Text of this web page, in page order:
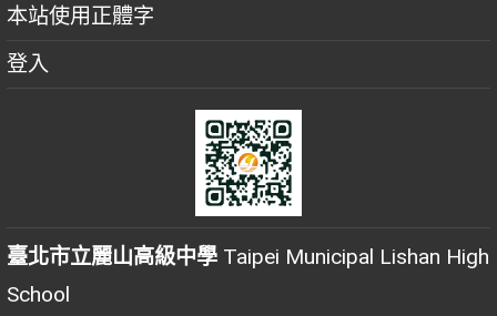
本站使用正體字
登入
臺北市立麗山高級中學 Taipei Municipal Lishan High
School